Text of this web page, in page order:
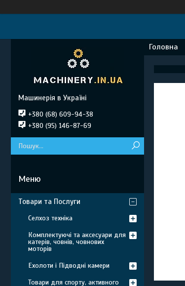
Головна
Машинерія в Україні
+380 (68) 609-94-38
+380 (95) 146-87-69
Товари та Послуги
Селхоз техніка
Комплектуючі та аксесуари для
катерів, човнів, човнових
моторів
Ехолоти і Підводні камери
Товари для спорту, активного